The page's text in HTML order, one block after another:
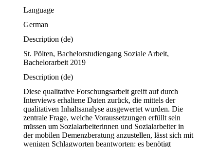
Language
German
Description (de)
St. Pölten, Bachelorstudiengang Soziale Arbeit,
Bachelorarbeit 2019
Description (de)
Diese qualitative Forschungsarbeit greift auf durch
Interviews erhaltene Daten zurück, die mittels der
qualitativen Inhaltsanalyse ausgewertet wurden. Die
zentrale Frage, welche Voraussetzungen erfüllt sein
müssen um Sozialarbeiterinnen und Sozialarbeiter in
der mobilen Demenzberatung anzustellen, lässt sich mit
wenigen Schlagworten beantworten: es benötigt